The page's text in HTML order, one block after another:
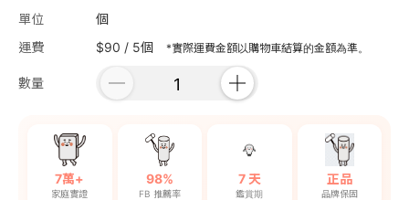
單位
個
運費
$90 / 5個 *實際運費金額以購物車結算的金額為準。
數量
7萬+
家庭實證
98%
FB 推薦率
7 天
鑑賞期
正品
品牌保固